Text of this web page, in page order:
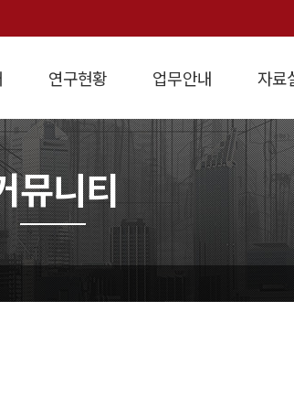
설립목적 연혁 조직도 연구실적 오시는 길
연구현황
경제정책연구 지역경제연구 경영진단연구
업무안내
학술연구용역 원가계산 계약
자료
강의교재 경제지표/제비
뮤니티